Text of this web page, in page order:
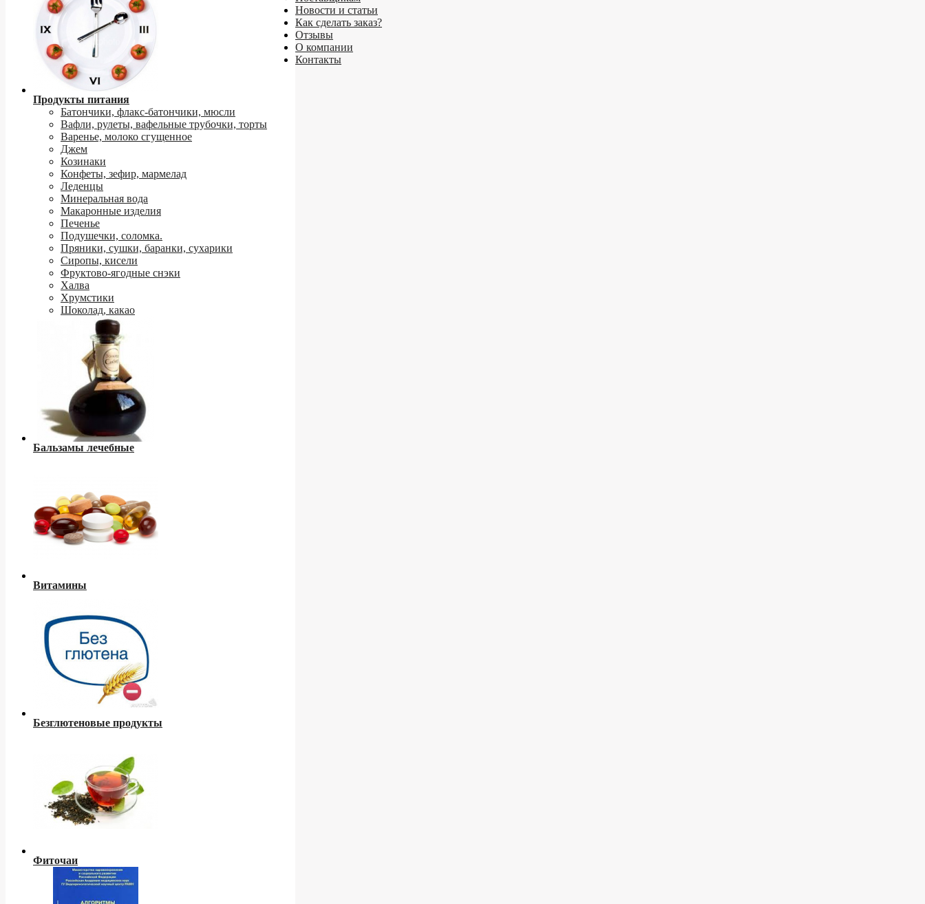
Продукты питания
Батончики, флакс-батончики, мюсли
Вафли, рулеты, вафельные трубочки, торты
Варенье, молоко сгущенное
Джем
Козинаки
Конфеты, зефир, мармелад
Леденцы
Минеральная вода
Макаронные изделия
Печенье
Подушечки, соломка.
Пряники, сушки, баранки, сухарики
Сиропы, кисели
Фруктово-ягодные снэки
Халва
Хрумстики
Шоколад, какао
Бальзамы лечебные
Витамины
Безглютеновые продукты
Фиточаи
Новости и статьи
Как сделать заказ?
Отзывы
О компании
Контакты